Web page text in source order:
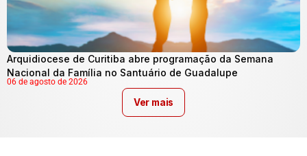
Arquidiocese de Curitiba abre programação da Semana
Nacional da Família no Santuário de Guadalupe
06 de agosto de 2026
Ver mais